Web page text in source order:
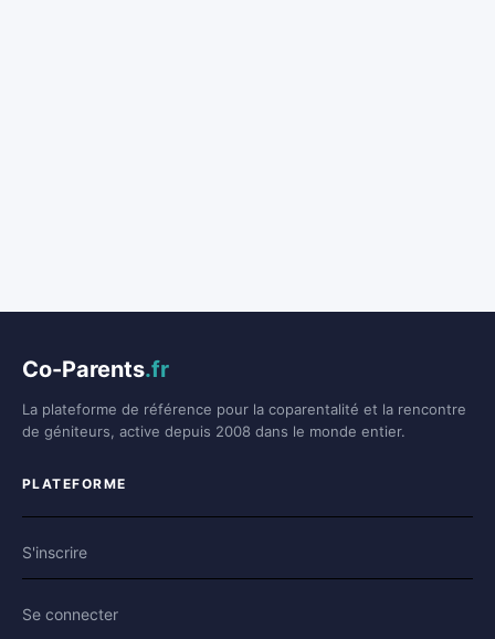
Co-Parents.fr
La plateforme de référence pour la coparentalité et la rencontre
de géniteurs, active depuis 2008 dans le monde entier.
PLATEFORME
S'inscrire
Se connecter